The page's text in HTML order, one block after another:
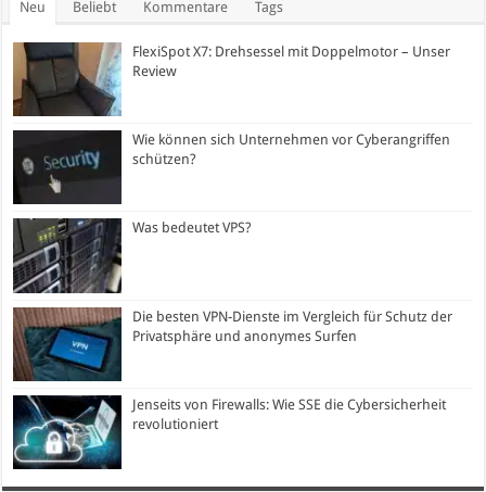
Neu Beliebt Kommentare Tags
FlexiSpot X7: Drehsessel mit Doppelmotor – Unser
Review
Wie können sich Unternehmen vor Cyberangriffen
schützen?
Was bedeutet VPS?
Die besten VPN-Dienste im Vergleich für Schutz der
Privatsphäre und anonymes Surfen
Jenseits von Firewalls: Wie SSE die Cybersicherheit
revolutioniert